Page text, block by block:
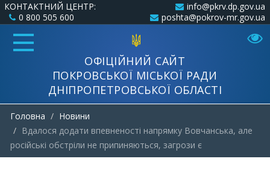
КОНТАКТНИЙ ЦЕНТР:
0 800 505 600
info@pkrv.dp.gov.ua
poshta@pokrov-mr.gov.ua
ОФІЦІЙНИЙ САЙТ
ПОКРОВСЬКОЇ МІСЬКОЇ РАДИ
ДНІПРОПЕТРОВСЬКОЇ ОБЛАСТІ
Головна
Новини
Вдалося додати впевненості напрямку Вовчанська, але
російські обстріли не припиняються, загрози є